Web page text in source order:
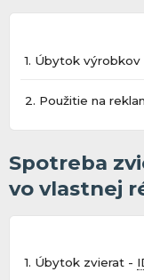
1. Úbytok výrobkov
2. Použitie na
Spotreba
vo vlastnej
1. Úbytok zvierat -